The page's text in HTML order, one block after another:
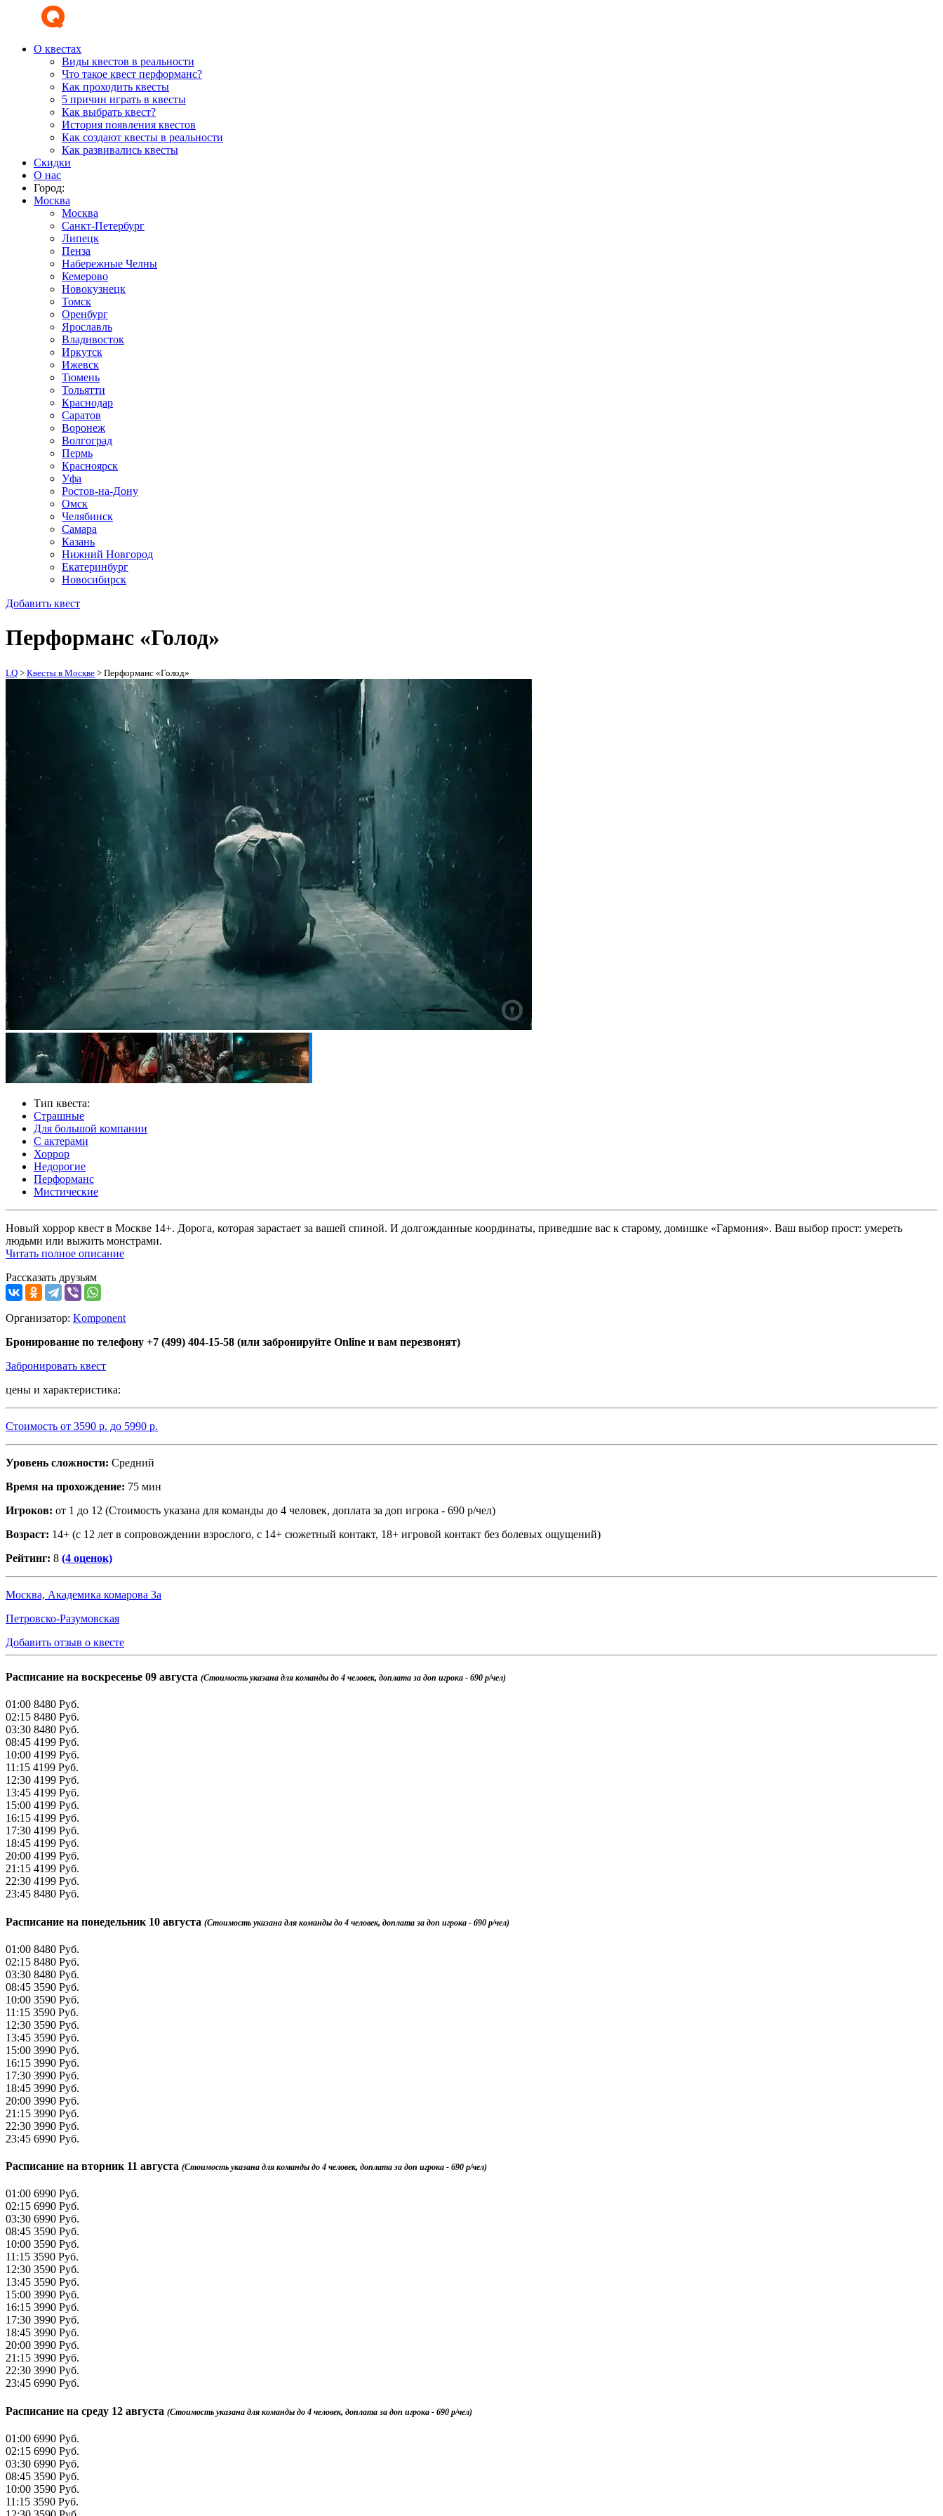
О квестах
Виды квестов в реальности
Что такое квест перформанс?
Как проходить квесты
5 причин играть в квесты
Как выбрать квест?
История появления квестов
Как создают квесты в реальности
Как развивались квесты
Скидки
О нас
Город:
Москва
Москва
Санкт-Петербург
Липецк
Пенза
Набережные Челны
Кемерово
Новокузнецк
Томск
Оренбург
Ярославль
Владивосток
Иркутск
Ижевск
Тюмень
Тольятти
Краснодар
Саратов
Воронеж
Волгоград
Пермь
Красноярск
Уфа
Ростов-на-Дону
Омск
Челябинск
Самара
Казань
Нижний Новгород
Екатеринбург
Новосибирск
Добавить квест
Перформанс «Голод»
LQ > Квесты в Москве > Перформанс «Голод»
Тип квеста:
Страшные
Для большой компании
С актерами
Хоррор
Недорогие
Перформанс
Мистические
Новый хоррор квест в Москве 14+. Дорога, которая зарастает за вашей спиной. И долгожданные координаты, приведшие вас к старому, домишке «Гармония». Ваш выбор прост: умереть
людьми или выжить монстрами.
Читать полное описание
Рассказать друзьям
Организатор: Komponent
Бронирование по телефону +7 (499) 404-15-58 (или забронируйте Online и вам перезвонят)
Забронировать квест
цены и характеристика:
Стоимость от 3590 р. до 5990 р.
Уровень сложности: Средний
Время на прохождение: 75 мин
Игроков: от 1 до 12 (Стоимость указана для команды до 4 человек, доплата за доп игрока - 690 р/чел)
Возраст: 14+ (с 12 лет в сопровождении взрослого, с 14+ сюжетный контакт, 18+ игровой контакт без болевых ощущений)
Рейтинг: 8 (4 оценок)
Москва, Академика комарова 3а
Петровско-Разумовская
Добавить отзыв о квесте
Расписание на воскресенье 09 августа (Стоимость указана для команды до 4 человек, доплата за доп игрока - 690 р/чел)
01:00 8480 Руб.
02:15 8480 Руб.
03:30 8480 Руб.
08:45 4199 Руб.
10:00 4199 Руб.
11:15 4199 Руб.
12:30 4199 Руб.
13:45 4199 Руб.
15:00 4199 Руб.
16:15 4199 Руб.
17:30 4199 Руб.
18:45 4199 Руб.
20:00 4199 Руб.
21:15 4199 Руб.
22:30 4199 Руб.
23:45 8480 Руб.
Расписание на понедельник 10 августа (Стоимость указана для команды до 4 человек, доплата за доп игрока - 690 р/чел)
01:00 8480 Руб.
02:15 8480 Руб.
03:30 8480 Руб.
08:45 3590 Руб.
10:00 3590 Руб.
11:15 3590 Руб.
12:30 3590 Руб.
13:45 3590 Руб.
15:00 3990 Руб.
16:15 3990 Руб.
17:30 3990 Руб.
18:45 3990 Руб.
20:00 3990 Руб.
21:15 3990 Руб.
22:30 3990 Руб.
23:45 6990 Руб.
Расписание на вторник 11 августа (Стоимость указана для команды до 4 человек, доплата за доп игрока - 690 р/чел)
01:00 6990 Руб.
02:15 6990 Руб.
03:30 6990 Руб.
08:45 3590 Руб.
10:00 3590 Руб.
11:15 3590 Руб.
12:30 3590 Руб.
13:45 3590 Руб.
15:00 3990 Руб.
16:15 3990 Руб.
17:30 3990 Руб.
18:45 3990 Руб.
20:00 3990 Руб.
21:15 3990 Руб.
22:30 3990 Руб.
23:45 6990 Руб.
Расписание на среду 12 августа (Стоимость указана для команды до 4 человек, доплата за доп игрока - 690 р/чел)
01:00 6990 Руб.
02:15 6990 Руб.
03:30 6990 Руб.
08:45 3590 Руб.
10:00 3590 Руб.
11:15 3590 Руб.